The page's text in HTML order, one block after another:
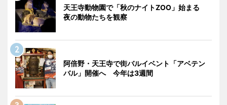
天王寺動物園で「秋のナイトZOO」始まる
夜の動物たちを観察
阿倍野・天王寺で街バルイベント「アベテン
バル」開催へ 今年は3週間